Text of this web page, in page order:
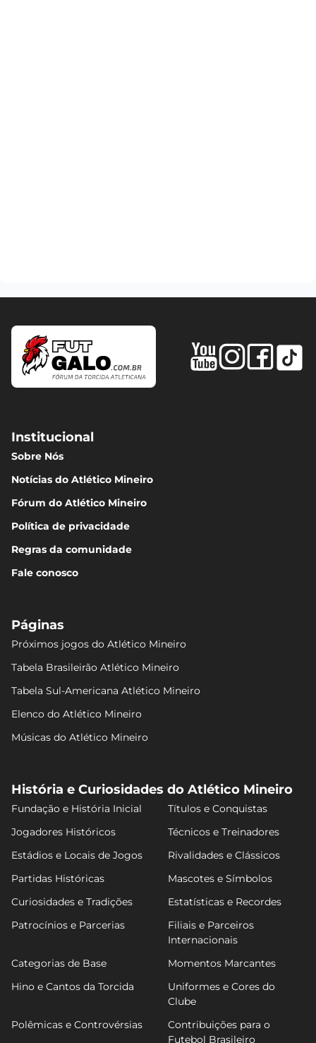
Institucional
Sobre Nós
Notícias do Atlético Mineiro
Fórum do Atlético Mineiro
Política de privacidade
Regras da comunidade
Fale conosco
Páginas
Próximos jogos do Atlético Mineiro
Tabela Brasileirão Atlético Mineiro
Tabela Sul-Americana Atlético Mineiro
Elenco do Atlético Mineiro
Músicas do Atlético Mineiro
História e Curiosidades do Atlético Mineiro
Fundação e História Inicial
Títulos e Conquistas
Jogadores Históricos
Técnicos e Treinadores
Estádios e Locais de Jogos
Rivalidades e Clássicos
Partidas Históricas
Mascotes e Símbolos
Curiosidades e Tradições
Estatísticas e Recordes
Patrocínios e Parcerias
Filiais e Parceiros
Internacionais
Categorias de Base
Momentos Marcantes
Hino e Cantos da Torcida
Uniformes e Cores do
Clube
Polêmicas e Controvérsias
Contribuições para o
Futebol Brasileiro